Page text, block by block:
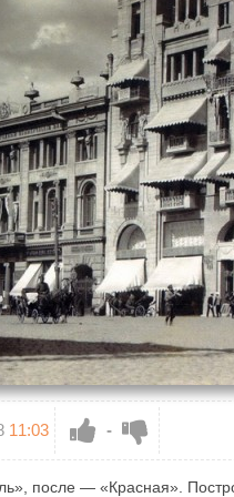
11:03 -
после — «Красная».